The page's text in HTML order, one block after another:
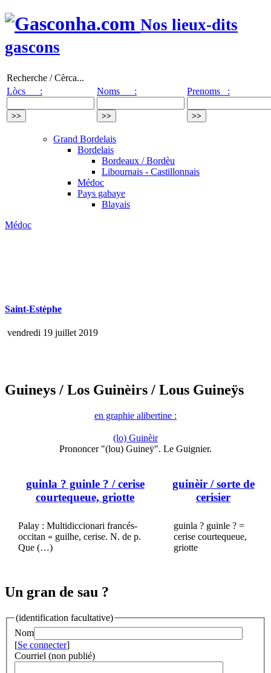
Nos lieux-dits
gascons
Recherche / Cèrca...
Lòcs :
Noms : Prenoms :
Grand Bordelais
Bordelais
Bordeaux / Bordèu
Libournais - Castillonnais
Médoc
Pays gabaye
Blayais
Médoc
Saint-Estèphe
vendredi 19 juillet 2019
Guineys / Los Guinèirs / Lous Guineÿs
en graphie alibertine :
(lo) Guinèir
Prononcer "(lou) Guineÿ". Le Guignier.
guinla ? guinle ? / cerise
courtequeue, griotte
Palay : Multidiccionari francés-
occitan « guilhe, cerise. N. de p.
Que (…)
guinèir/ sorte de
cerisier
guinla ? guinle ? =
cerise courtequeue,
griotte
Un gran de sau ?
(identification facultative)
Nom
[Se connecter]
Courriel (non publié)